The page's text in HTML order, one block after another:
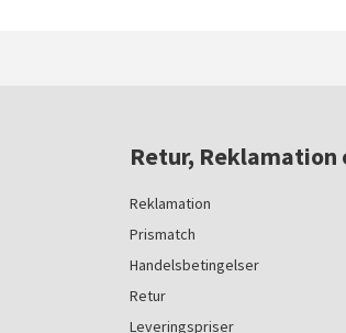
Retur, Reklamation
Reklamation
Prismatch
Handelsbetingelser
Retur
Leveringspriser